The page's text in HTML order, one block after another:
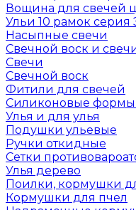
Вощина для свечей
Ульи 10 рамок серия
Насыпные свечи
Свечной воск и
Свечи
Свечной воск
Фитили для свечей
Силиконовые формы
Улья и для улья
Подушки ульевые
Ручки откидные
Сетки
Улья дерево
Поилки, кормушки
Кормушки для пчел